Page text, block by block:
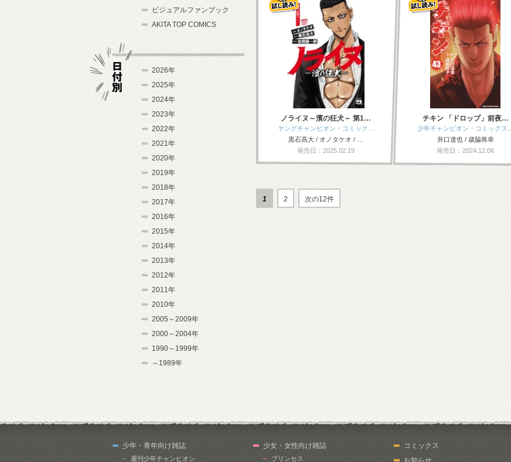
ノライヌ～濱の狂犬～ 第1…
ヤングチャンピオン・コミック…
黒石高大 / オノタケオ / …
発売日：2025.02.19
チキン 「ドロップ」前夜…
少年チャンピオン・コミックス…
井口達也 / 歳脇将幸
発売日：2024.12.06
1 2 次の12件
ビジュアルファンブック
AKITA TOP COMICS
2026年
2025年
2024年
2023年
2022年
2021年
2020年
2019年
2018年
2017年
2016年
2015年
2014年
2013年
2012年
2011年
2010年
2005～2009年
2000～2004年
1990～1999年
～1989年
少年・青年向け雑誌
週刊少年チャンピオン
少女・女性向け雑誌
プリンセス
コミックス
お知らせ